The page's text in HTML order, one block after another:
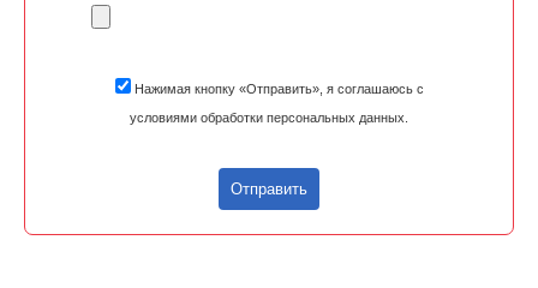
Нажимая кнопку «Отправить», я соглашаюсь с
условиями обработки персональных данных.
Отправить